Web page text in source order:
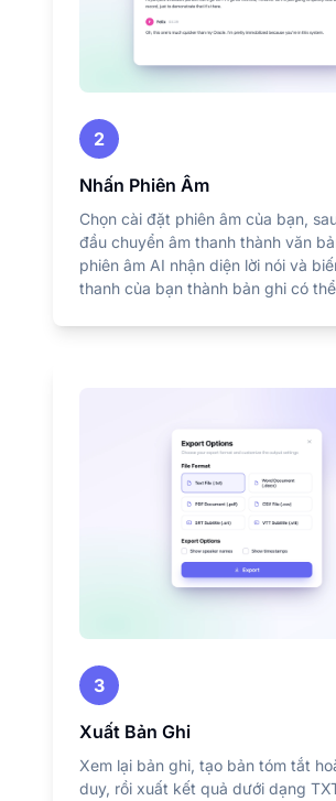
2
Nhấn Phiên Âm
Chọn cài đặt phiên âm của bạn,
đầu chuyển âm thanh thành văn
phiên âm AI nhận diện lời nói và
thanh của bạn thành bản ghi có
3
Xuất Bản Ghi
Xem lại bản ghi, tạo bản tóm tắt
duy, rồi xuất kết quả dưới dạng